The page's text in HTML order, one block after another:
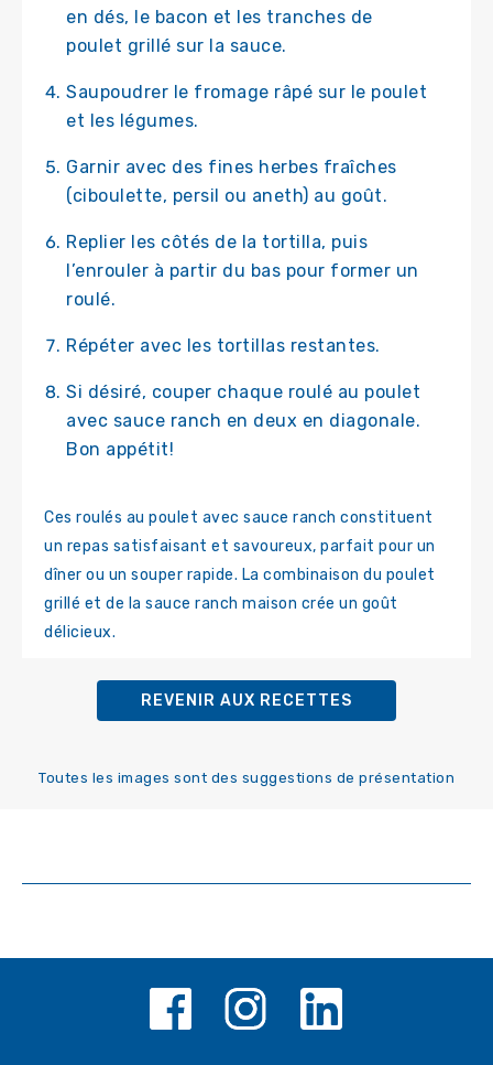
en dés, le bacon et les tranches de
poulet grillé sur la sauce.
Saupoudrer le fromage râpé sur le poulet
et les légumes.
Garnir avec des fines herbes fraîches
(ciboulette, persil ou aneth) au goût.
Replier les côtés de la tortilla, puis
l’enrouler à partir du bas pour former un
roulé.
Répéter avec les tortillas restantes.
Si désiré, couper chaque roulé au poulet
avec sauce ranch en deux en diagonale.
Bon appétit!
Ces roulés au poulet avec sauce ranch constituent
un repas satisfaisant et savoureux, parfait pour un
dîner ou un souper rapide. La combinaison du poulet
grillé et de la sauce ranch maison crée un goût
délicieux.
REVENIR AUX RECETTES
Toutes les images sont des suggestions de présentation